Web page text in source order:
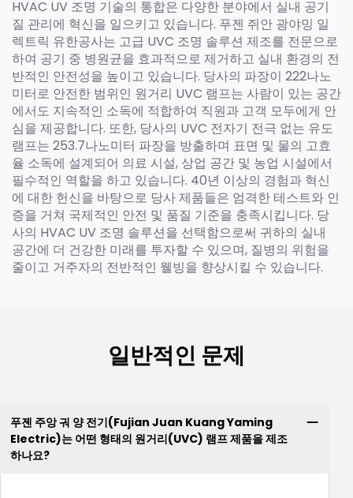
HVAC UV 조명 기술의 통합은 다양한 분야에서 실내 공기
질 관리에 혁신을 일으키고 있습니다. 푸젠 쥐안 광야밍 일
렉트릭 유한공사는 고급 UVC 조명 솔루션 제조를 전문으로
하여 공기 중 병원균을 효과적으로 제거하고 실내 환경의 전
반적인 안전성을 높이고 있습니다. 당사의 파장이 222나노
미터로 안전한 범위인 원거리 UVC 램프는 사람이 있는 공간
에서도 지속적인 소독에 적합하여 직원과 고객 모두에게 안
심을 제공합니다. 또한, 당사의 UVC 전자기 전극 없는 유도
램프는 253.7나노미터 파장을 방출하며 표면 및 물의 고효
율 소독에 설계되어 의료 시설, 상업 공간 및 농업 시설에서
필수적인 역할을 하고 있습니다. 40년 이상의 경험과 혁신
에 대한 헌신을 바탕으로 당사 제품들은 엄격한 테스트와 인
증을 거쳐 국제적인 안전 및 품질 기준을 충족시킵니다. 당
사의 HVAC UV 조명 솔루션을 선택함으로써 귀하의 실내
공간에 더 건강한 미래를 투자할 수 있으며, 질병의 위험을
줄이고 거주자의 전반적인 웰빙을 향상시킬 수 있습니다.
일반적인 문제
푸젠 주앙 궈 양 전기(Fujian Juan Kuang Yaming
Electric)는 어떤 형태의 원거리(UVC) 램프 제품을 제조
하나요?